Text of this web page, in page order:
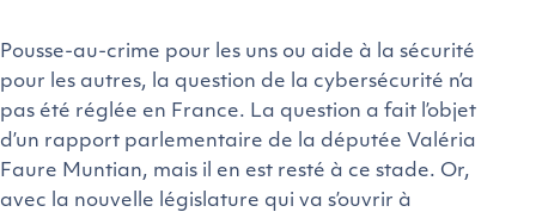
Pousse-au-crime pour les uns ou aide à la sécurité
pour les autres, la question de la cybersécurité n’a
pas été réglée en France. La question a fait l’objet
d’un rapport parlementaire de la députée Valéria
Faure Muntian, mais il en est resté à ce stade. Or,
avec la nouvelle législature qui va s’ouvrir à